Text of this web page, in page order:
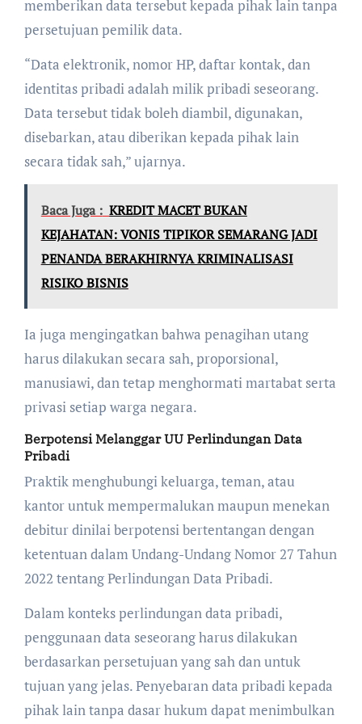
memberikan data tersebut kepada pihak lain tanpa
persetujuan pemilik data.
“Data elektronik, nomor HP, daftar kontak, dan
identitas pribadi adalah milik pribadi seseorang.
Data tersebut tidak boleh diambil, digunakan,
disebarkan, atau diberikan kepada pihak lain
secara tidak sah,” ujarnya.
Baca Juga : KREDIT MACET BUKAN
KEJAHATAN: VONIS TIPIKOR SEMARANG JADI
PENANDA BERAKHIRNYA KRIMINALISASI
RISIKO BISNIS
Ia juga mengingatkan bahwa penagihan utang
harus dilakukan secara sah, proporsional,
manusiawi, dan tetap menghormati martabat serta
privasi setiap warga negara.
Berpotensi Melanggar UU Perlindungan Data
Pribadi
Praktik menghubungi keluarga, teman, atau
kantor untuk mempermalukan maupun menekan
debitur dinilai berpotensi bertentangan dengan
ketentuan dalam Undang-Undang Nomor 27 Tahun
2022 tentang Perlindungan Data Pribadi.
Dalam konteks perlindungan data pribadi,
penggunaan data seseorang harus dilakukan
berdasarkan persetujuan yang sah dan untuk
tujuan yang jelas. Penyebaran data pribadi kepada
pihak lain tanpa dasar hukum dapat menimbulkan